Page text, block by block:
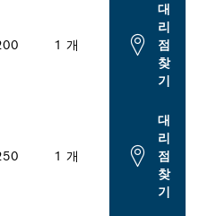
1 개
대
리
점
찾
기
1 개
대
리
점
찾
기